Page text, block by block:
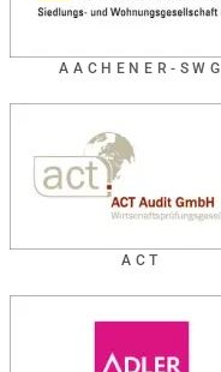
AACHENER-SWG
ACT